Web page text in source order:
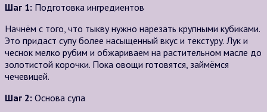
Шаг 1: Подготовка ингредиентов
Начнём с того, что тыкву нужно нарезать крупными кубиками.
Это придаст супу более насыщенный вкус и текстуру. Лук и
чеснок мелко рубим и обжариваем на растительном масле до
золотистой корочки. Пока овощи готовятся, займёмся
чечевицей.
Шаг 2: Основа супа